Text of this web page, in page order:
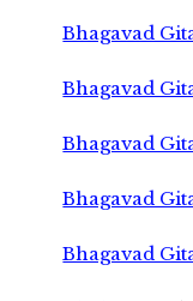
Bhagavad
Bhagavad
Bhagavad
Bhagavad
Bhagavad